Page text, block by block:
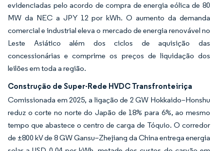
evidenciadas pelo acordo de compra de energia eólica de 80
MW da NEC a JPY 12 por kWh. O aumento da demanda
comercial e industrial eleva o mercado de energia renovável no
Leste Asiático além dos ciclos de aquisição das
concessionárias e comprime os preços de liquidação dos
leilões em toda a região.
Construção de Super-Rede HVDC Transfronteiriça
Comissionada em 2025, a ligação de 2 GW Hokkaido–Honshu
reduz o corte no norte do Japão de 18% para 6%, ao mesmo
tempo que abastece o centro de carga de Tóquio. O corredor
de ±800 kV de 8 GW Gansu–Zhejiang da China entrega energia